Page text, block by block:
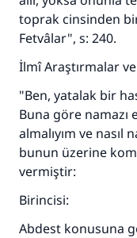
toprak cinsinden
Fetvâlar", s: 240.
İlmî Araştırmalar
"Ben, yatalak bir
Buna göre namazı
almalıyım ve nasıl
bunun üzerine
vermiştir:
Birincisi:
Abdest konusuna
110845